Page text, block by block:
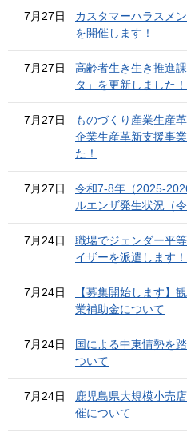
7月27日
カスタマーハラスメ
を開催します！
7月27日
高齢者生き生き推進
タ」を更新しました！
7月27日
ものづくり産業生産
企業生産革新支援事
た！
7月27日
令和7-8年（2025-
ルエンザ発生状況（
7月24日
職場でジェンダー平
イザーを派遣します！
7月24日
【募集開始します】
業補助金について
7月24日
国による中東情勢を
ついて
7月24日
鹿児島県大規模小売
催について